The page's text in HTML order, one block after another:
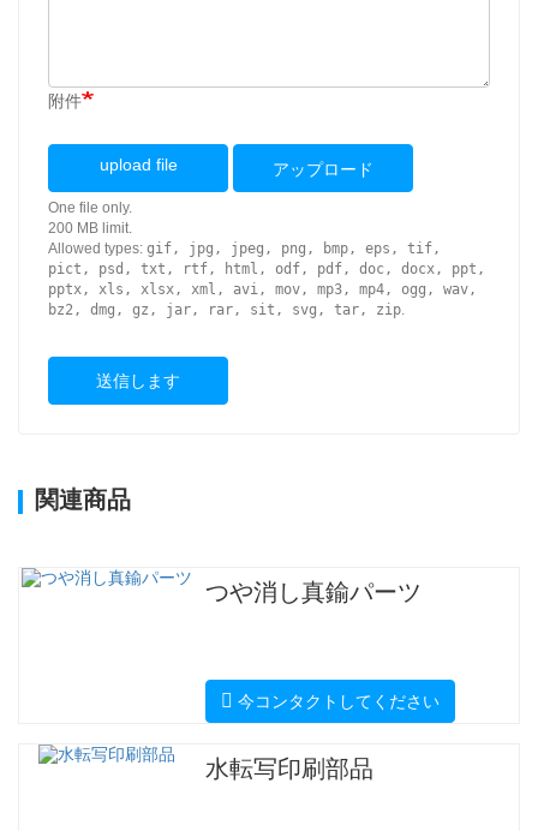
附件
upload file アップロード
One file only.
200 MB limit.
Allowed types: gif, jpg, jpeg, png, bmp, eps, tif,
pict, psd, txt, rtf, html, odf, pdf, doc, docx, ppt,
pptx, xls, xlsx, xml, avi, mov, mp3, mp4, ogg, wav,
bz2, dmg, gz, jar, rar, sit, svg, tar, zip
送信します
関連商品
つや消し真鍮パーツ
今コンタクトしてください
水転写印刷部品